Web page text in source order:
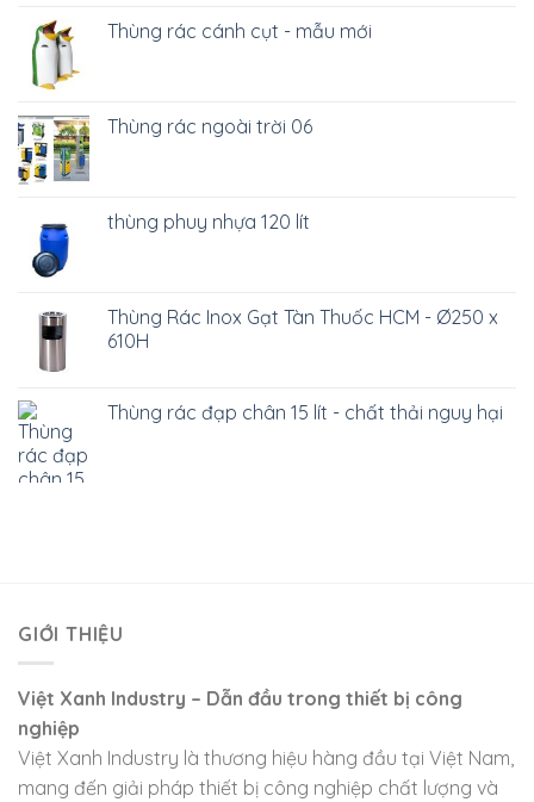
Thùng rác cánh cụt - mẫu mới
Thùng rác ngoài trời 06
thùng phuy nhựa 120 lít
Thùng Rác Inox Gạt Tàn Thuốc HCM - Ø250 x
610H
Thùng rác đạp chân 15 lít - chất thải nguy hại
GIỚI THIỆU
Việt Xanh Industry – Dẫn đầu trong thiết bị công
nghiệp
Việt Xanh Industry là thương hiệu hàng đầu tại Việt Nam,
mang đến giải pháp thiết bị công nghiệp chất lượng và